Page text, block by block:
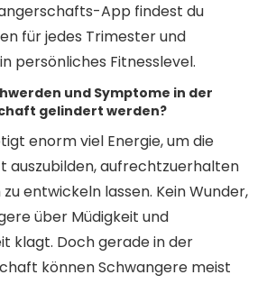
App findest du
für jedes Trimester und
persönliches Fitnesslevel.
und Symptome in der
gelindert werden?
enorm viel Energie, um die
auszubilden, aufrechtzuerhalten
entwickeln lassen. Kein Wunder,
über Müdigkeit und
klagt. Doch gerade in der
können Schwangere meist